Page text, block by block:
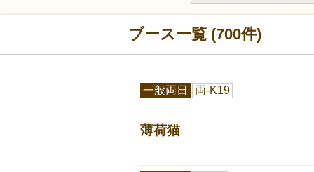
ブース一覧 (700件)
薄荷猫
一般両日 両-K19